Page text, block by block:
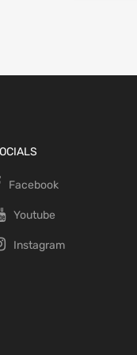
Facebook
Youtube
Instagram